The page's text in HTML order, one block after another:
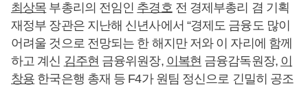
최상목 부총리의 전임인 추경호전 경제부총리 겸 기획
재정부 장관은 지난해 신년사에서 “경제도 금융도 많이
어려울 것으로 전망되는 한 해지만 저와 이 자리에 함께
하고 계신 김주현 금융위원장, 이복현 금융감독원장, 이
창용 한국은행 총재 등 F4가 원팀 정신으로 긴밀히 공조